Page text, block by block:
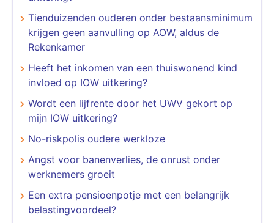
Tienduizenden ouderen onder bestaansminimum
krijgen geen aanvulling op AOW, aldus de
Rekenkamer
Heeft het inkomen van een thuiswonend kind
invloed op IOW uitkering?
Wordt een lijfrente door het UWV gekort op
mijn IOW uitkering?
No-riskpolis oudere werkloze
Angst voor banenverlies, de onrust onder
werknemers groeit
Een extra pensioenpotje met een belangrijk
belastingvoordeel?